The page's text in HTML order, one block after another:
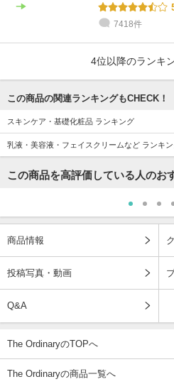
7418件
4位以降のランキ
この商品の関連ランキングもCHECK！
スキンケア・基礎化粧品 ランキング
乳液・美容液・フェイスクリームなど ランキ
この商品を高評価している人のお
商品情報
投稿写真・動画
Q&A
The OrdinaryのTOPへ
The Ordinaryの商品一覧へ